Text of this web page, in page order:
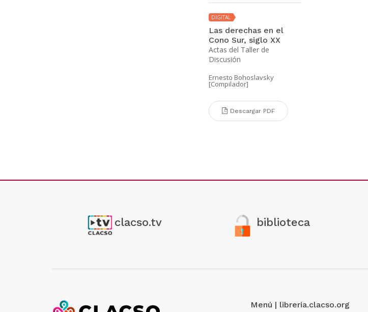
DIGITAL
Las derechas en el
Cono Sur, siglo XX
Actas del Taller de
Discusión
Ernesto Bohoslavsky
[Compilador]
Descargar PDF
clacso.tv biblioteca
Menú | libreria.clacso.org